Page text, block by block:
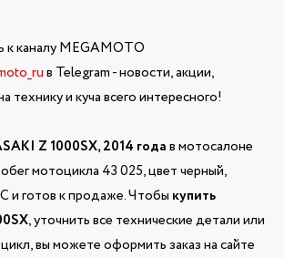
к каналу MEGAMOTO
в Telegram - новости, акции,
технику и куча всего интересного!
Z 1000SX, 2014 годав мотосалоне
мотоцикла 43 025, цвет черный,
и готов к продаже. Чтобы купить
, уточнить все технические детали или
вы можете оформить заказ на сайте